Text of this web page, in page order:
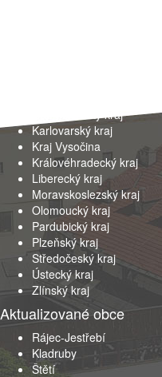
Jihomoravský kraj
Karlovarský kraj
Kraj Vysočina
Královéhradecký kraj
Liberecký kraj
Moravskoslezský kraj
Olomoucký kraj
Pardubický kraj
Plzeňský kraj
Středočeský kraj
Ústecký kraj
Zlínský kraj
Aktualizované obce
Rájec-Jestřebí
Kladruby
Štětí